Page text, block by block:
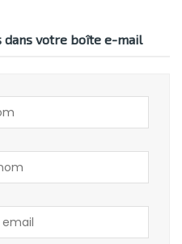
dans votre boîte e-mail